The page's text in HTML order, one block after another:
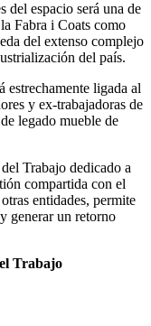
del espacio será una de
Fabra i Coats como
del extenso complejo
del país.
estrechamente ligada al
y ex-trabajadoras de
legado mueble de
Trabajo dedicado a
compartida con el
entidades, permite
generar un retorno
Trabajo